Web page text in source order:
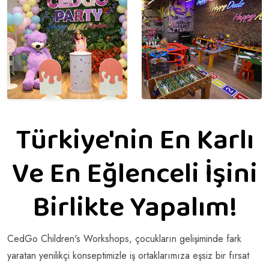
Türkiye'nin En Karlı
Ve En Eğlenceli İşini
Birlikte Yapalım!
CedGo Children's Workshops, çocukların gelişiminde fark
yaratan yenilikçi konseptimizle iş ortaklarımıza eşsiz bir fırsat